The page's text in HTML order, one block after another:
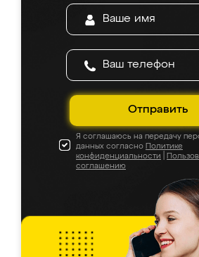
Отправить
Я соглашаюсь на передачу
данных согласно Политике
конфиденциальности
соглашению